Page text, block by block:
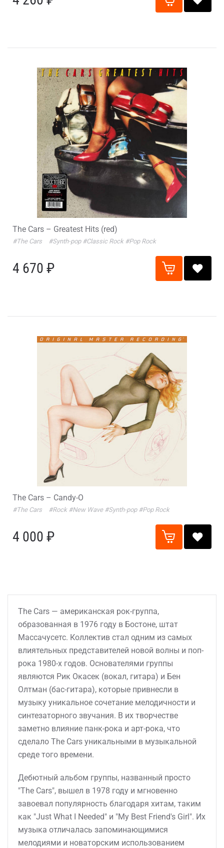
The Cars – Greatest Hits (red)
#The Cars #Synth-pop #Classic Rock #Pop Rock
4 670 ₽
The Cars – Candy-O
#The Cars #Rock #New Wave #Synth-pop #Pop Rock
4 000 ₽
The Cars — американская рок-группа,
образованная в 1976 году в Бостоне, штат
Массачусетс. Коллектив стал одним из самых
влиятельных представителей новой волны и поп-
рока 1980-х годов. Основателями группы
являются Рик Окасек (вокал, гитара) и Бен
Олтман (бас-гитара), которые привнесли в
музыку уникальное сочетание мелодичности и
синтезаторного звучания. В их творчестве
заметно влияние панк-рока и арт-рока, что
сделало The Cars уникальными в музыкальной
среде того времени.
Дебютный альбом группы, названный просто
"The Cars", вышел в 1978 году и мгновенно
завоевал популярность благодаря хитам, таким
как "Just What I Needed" и "My Best Friend's Girl". Их
музыка отличалась запоминающимися
мелодиями и новаторским использованием